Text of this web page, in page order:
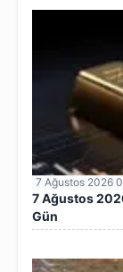
7 Ağustos 2026
7 Ağustos
Gün